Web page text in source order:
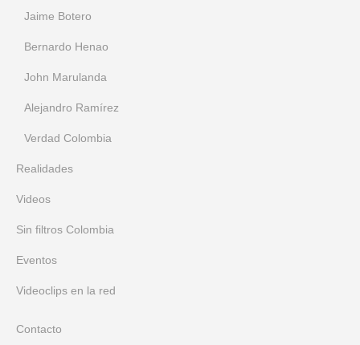
Jaime Botero
Bernardo Henao
John Marulanda
Alejandro Ramírez
Verdad Colombia
Realidades
Videos
Sin filtros Colombia
Eventos
Videoclips en la red
Contacto